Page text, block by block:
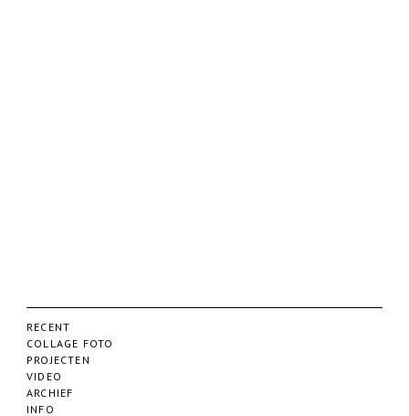
RECENT
COLLAGE FOTO
PROJECTEN
VIDEO
ARCHIEF
INFO